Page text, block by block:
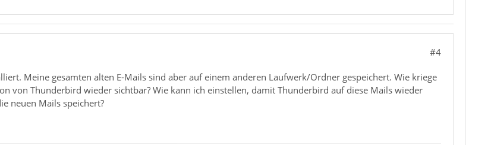
#4
Meine gesamten alten E-Mails sind aber auf einem anderen Laufwerk/Ordner gespeichert. Wie kriege
von Thunderbird wieder sichtbar? Wie kann ich einstellen, damit Thunderbird auf diese Mails wieder
neuen Mails speichert?